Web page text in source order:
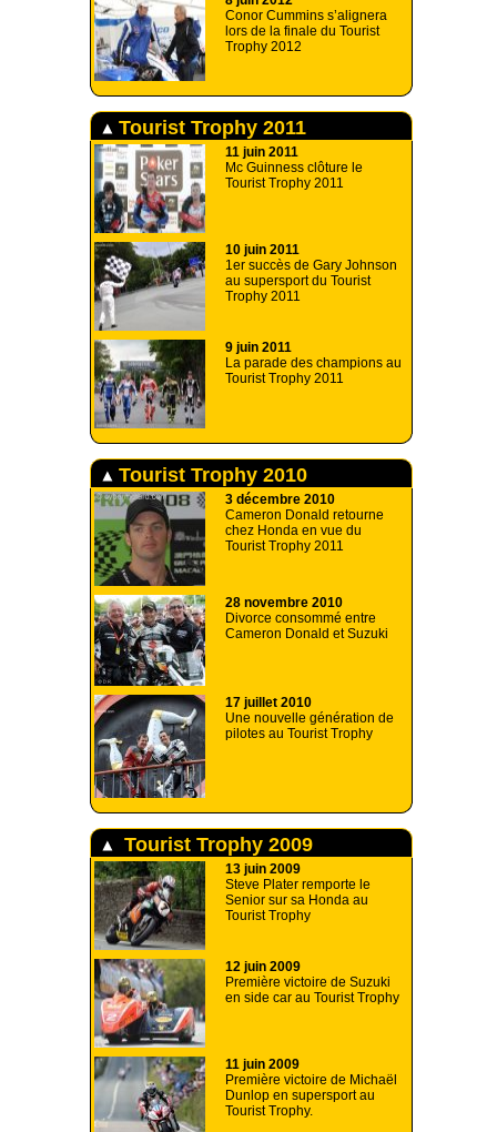
Conor Cummins s’alignera
lors de la finale du Tourist
Trophy 2012
Tourist Trophy 2011
11 juin 2011
Mc Guinness clôture le
Tourist Trophy 2011
10 juin 2011
1er succès de Gary Johnson
au supersport du Tourist
Trophy 2011
9 juin 2011
La parade des champions au
Tourist Trophy 2011
Tourist Trophy 2010
3 décembre 2010
Cameron Donald retourne
chez Honda en vue du
Tourist Trophy 2011
28 novembre 2010
Divorce consommé entre
Cameron Donald et Suzuki
17 juillet 2010
Une nouvelle génération de
pilotes au Tourist Trophy
Tourist Trophy 2009
13 juin 2009
Steve Plater remporte le
Senior sur sa Honda au
Tourist Trophy
12 juin 2009
Première victoire de Suzuki
en side car au Tourist Trophy
11 juin 2009
Première victoire de Michaël
Dunlop en supersport au
Tourist Trophy.